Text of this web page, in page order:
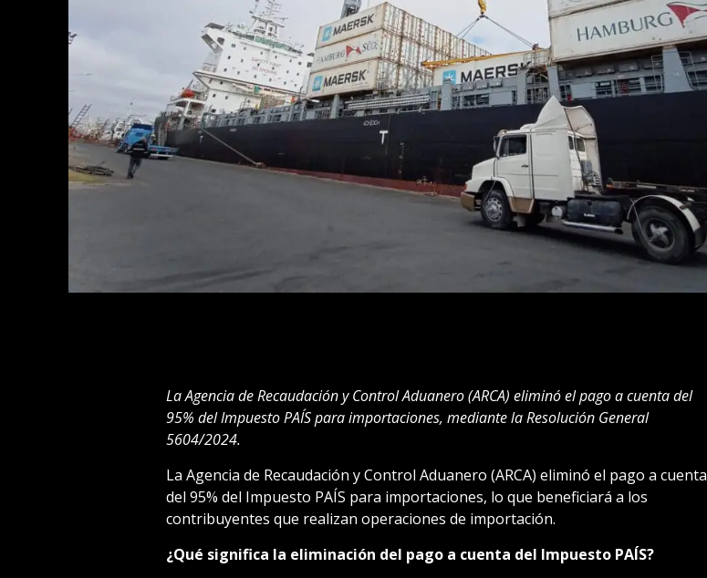
La Agencia de Recaudación y Control Aduanero (ARCA) eliminó el pago a cuenta del
95% del Impuesto PAÍS para importaciones, mediante la Resolución General
5604/2024.
La Agencia de Recaudación y Control Aduanero (ARCA) eliminó el pago a cuenta
del 95% del Impuesto PAÍS para importaciones, lo que beneficiará a los
contribuyentes que realizan operaciones de importación.
¿Qué significa la eliminación del pago a cuenta del Impuesto PAÍS?